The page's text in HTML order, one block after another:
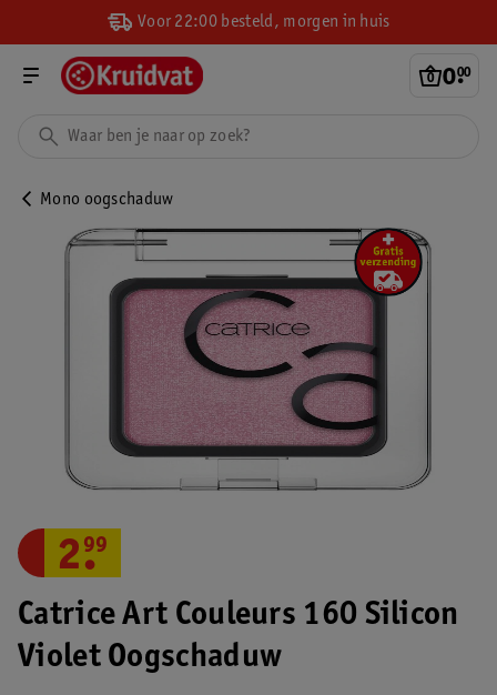
Voor 22:00 besteld, morgen in huis
0.
00
Mono oogschaduw
Catrice Art Couleurs 160 Silicon
Violet Oogschaduw
2.
99